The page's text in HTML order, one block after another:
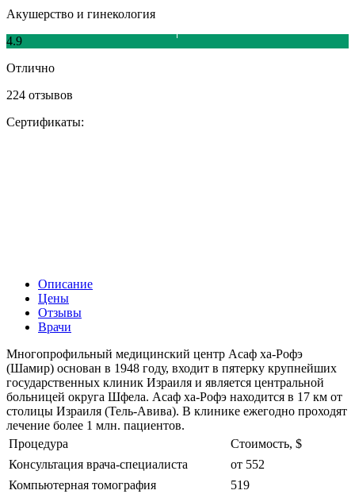
Акушерство и гинекология
4.9
Отлично
224 отзывов
Сертификаты:
Описание
Цены
Отзывы
Врачи
Многопрофильный медицинский центр Асаф ха-Рофэ
(Шамир) основан в 1948 году, входит в пятерку крупнейших
государственных клиник Израиля и является центральной
больницей округа Шфела. Асаф ха-Рофэ находится в 17 км от
столицы Израиля (Тель-Авива). В клинике ежегодно проходят
лечение более 1 млн. пациентов.
Процедура
Стоимость, $
Консультация врача-специалиста
от 552
Компьютерная томография
519